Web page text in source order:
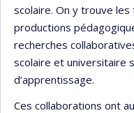
scolaire. On y trouve
productions
recherches
scolaire et universitaire
d’apprentissage.
Ces collaborations ont